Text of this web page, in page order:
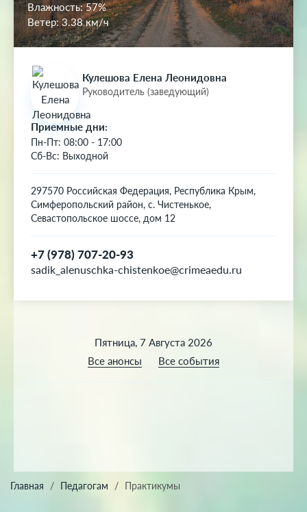
Влажность:57%
Ветер:3.38 км/ч
Кулешова Елена Леонидовна
Руководитель (заведующий)
Приемные дни:
Пн-Пт: 08:00 - 17:00
Сб-Вс: Выходной
297570 Российская Федерация, Республика Крым,
Симферопольский район, с. Чистенькое,
Севастопольское шоссе, дом 12
+7 (978) 707-20-93
sadik_alenuschka-chistenkoe@crimeaedu.ru
Пятница, 7 Августа 2026
Все анонсы
Все события
Главная Педагогам Практикумы